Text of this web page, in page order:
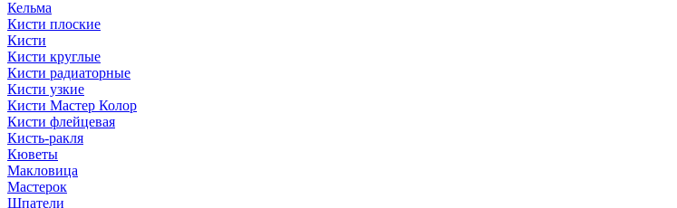
Кельма
Кисти плоские
Кисти
Кисти круглые
Кисти радиаторные
Кисти узкие
Кисти Мастер Колор
Кисти флейцевая
Кисть-ракля
Кюветы
Макловица
Мастерок
Шпатели